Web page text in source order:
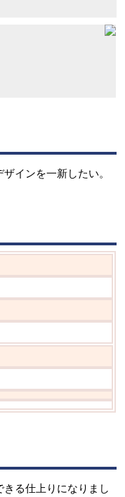
インを一新したい。
る仕上りになりまし